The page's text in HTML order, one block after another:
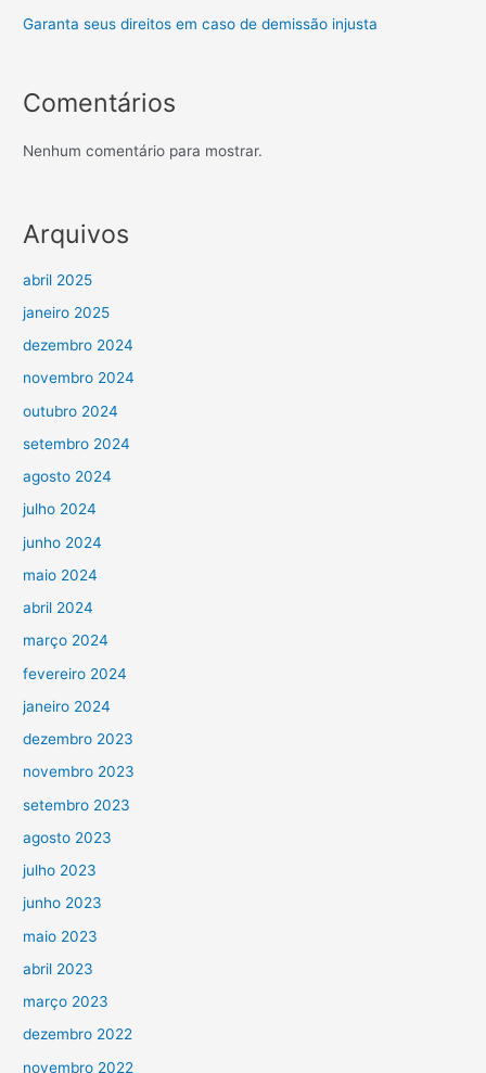
Garanta seus direitos em caso de demissão injusta
Comentários
Nenhum comentário para mostrar.
Arquivos
abril 2025
janeiro 2025
dezembro 2024
novembro 2024
outubro 2024
setembro 2024
agosto 2024
julho 2024
junho 2024
maio 2024
abril 2024
março 2024
fevereiro 2024
janeiro 2024
dezembro 2023
novembro 2023
setembro 2023
agosto 2023
julho 2023
junho 2023
maio 2023
abril 2023
março 2023
dezembro 2022
novembro 2022